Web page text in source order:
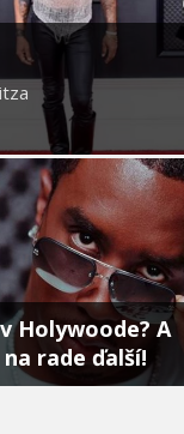
Holywoode? A
rade ďalší!
Diddy svojho “Pé“ ???...